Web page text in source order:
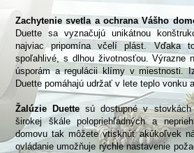
Zachytenie svetla a ochrana Vášho
Duette sa vyznačujú unikátnou
najviac pripomína včelí plást. Vďaka
spoľahlivé, s dlhou životnosťou. Výrazne
úsporám a regulácii klímy v miestnosti.
Duette pomáhajú udržať v lete teplo vonku
Žalúzie Duette sú dostupné v
širokej škále polopriehľadných a
domovu tak môžete vtisknúť akúkoľvek
ovládanie umožňuje rýchle nastavenie